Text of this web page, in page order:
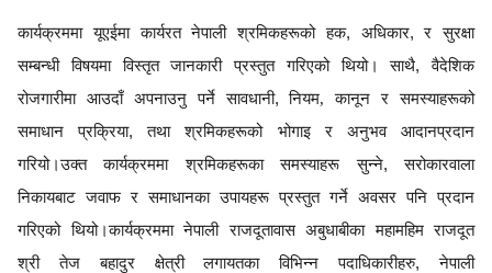
कार्यक्रममा यूएईमा कार्यरत नेपाली श्रमिकहरूको हक, अधिकार,र सुरक्षा
सम्बन्धी विषयमा विस्तृत जानकारी प्रस्तुत गरिएको थियो। साथै,वैदेशिक
रोजगारीमा आउदाँ अपनाउनु पर्ने सावधानी,नियम, कानून र
समस्याहरूको
समाधान प्रक्रिया,तथा श्रमिकहरूको भोगाइ र अनुभव आदानप्रदान
गरियो।उक्त कार्यक्रममा श्रमिकहरूका समस्याहरू सुन्ने,सरोकारवाला
निकायबाट जवाफ र समाधानका उपायहरू प्रस्तुत गर्ने अवसर पनि प्रदान
गरिएको थियो।कार्यक्रममा नेपाली राजदूतावास अबुधाबीका महामहिम राजदूत
श्री तेज बहादुर क्षेत्री लगायतका विभिन्न पदाधिकारीहरु,नेपाली